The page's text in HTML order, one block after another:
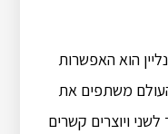
הוא האפשרות
משתפים את
ויוצרים קשרים